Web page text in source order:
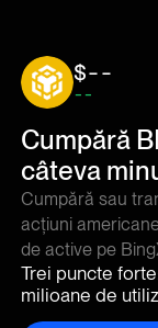
$--
--
Cumpără
câteva
Cumpără sau
acțiuni
de active pe
Trei puncte
milioane de